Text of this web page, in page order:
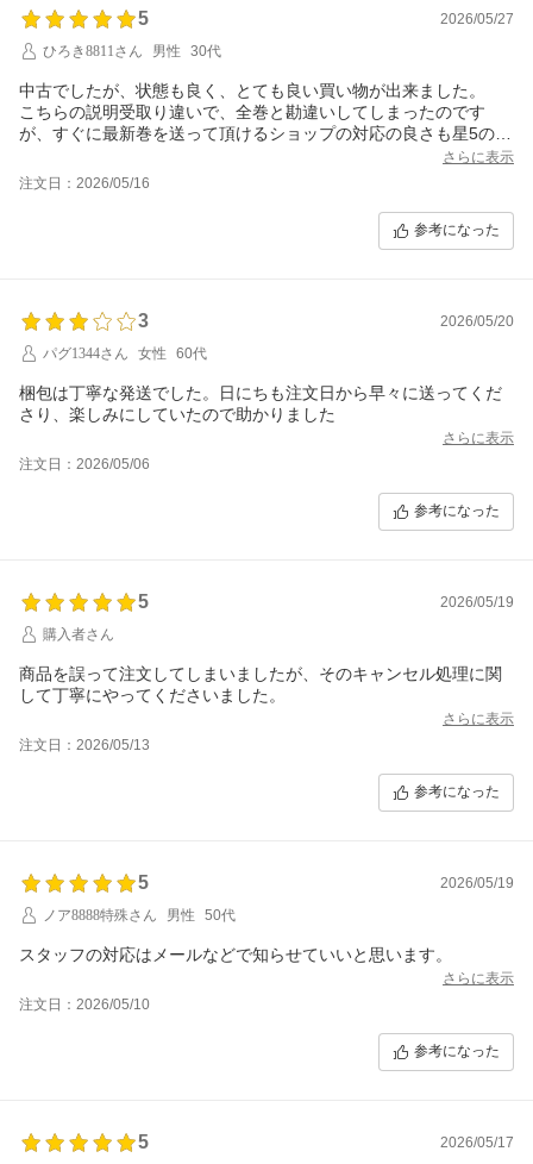
5
2026/05/27
ひろき8811さん
男性 30代
中古でしたが、状態も良く、とても良い買い物が出来ました。
こちらの説明受取り違いで、全巻と勘違いしてしまったのです
が、すぐに最新巻を送って頂けるショップの対応の良さも星5の理
もし、また何かあれば優先的にこちらのショップでの購入をお勧
さらに表示
注文日：2026/05/16
参考になった
3
2026/05/20
パグ1344さん
女性 60代
梱包は丁寧な発送でした。日にちも注文日から早々に送ってくだ
さり、楽しみにしていたので助かりました
さらに表示
注文日：2026/05/06
参考になった
5
2026/05/19
購入者さん
商品を誤って注文してしまいましたが、そのキャンセル処理に関
して丁寧にやってくださいました。
さらに表示
注文日：2026/05/13
参考になった
5
2026/05/19
ノア8888特殊さん
男性 50代
スタッフの対応はメールなどで知らせていいと思います。
さらに表示
注文日：2026/05/10
参考になった
5
2026/05/17